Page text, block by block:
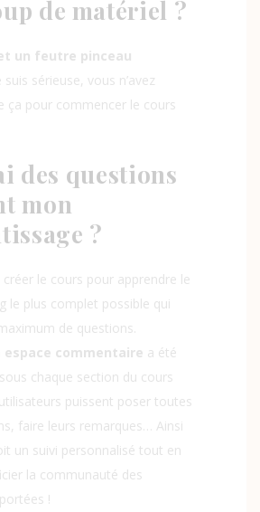
de matériel ?
un feutre pinceau
suis sérieuse, vous n’avez
ça pour commencer le cours
des questions
mon
?
créer le cours pour apprendre le
le plus complet possible qui
de questions.
espace commentaire a été
chaque section du cours
puissent poser toutes
faire leurs remarques… Ainsi
un suivi personnalisé tout en
la communauté des
!